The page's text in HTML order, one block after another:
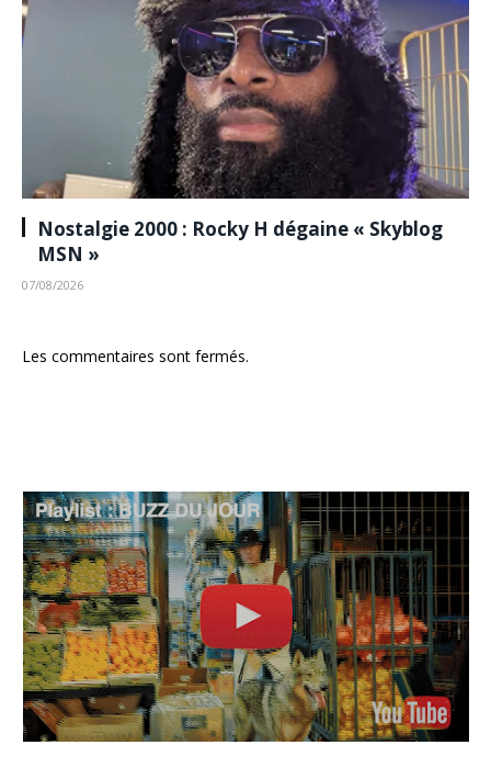
Nostalgie 2000 : Rocky H dégaine « Skyblog
MSN »
07/08/2026
Les commentaires sont fermés.